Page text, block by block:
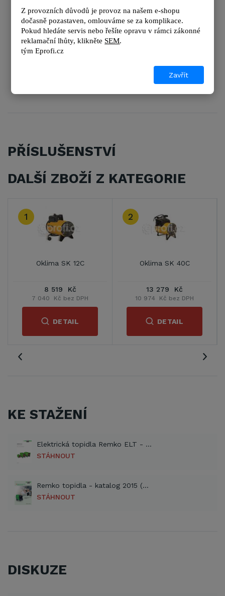
dvouplášťové spirále
Snadná přemístitelnost
Odolná konstrukce, dvojitý plášť z pozinkované
oceli
PŘÍSLUŠENSTVÍ
DALŠÍ ZBOŽÍ Z KATEGORIE
1
Oklima SK 12C
8 519 Kč
7 040 Kč bez DPH
DETAIL
2
Oklima SK 40C
13 279 Kč
10 974 Kč bez DPH
DETAIL
KE STAŽENÍ
Elektrická topidla Remko ELT - návod (PDF)
STÁHNOUT
Remko topidla - katalog 2015 (PDF)
STÁHNOUT
DISKUZE
Z provozních důvodů je provoz na našem e-shopu
dočasně pozastaven, omlouváme se za komplikace.
Pokud hledáte servis nebo řešíte opravu v rámci zákonné
reklamační lhůty, klikněte SEM.
tým Eprofi.cz
Zavřít